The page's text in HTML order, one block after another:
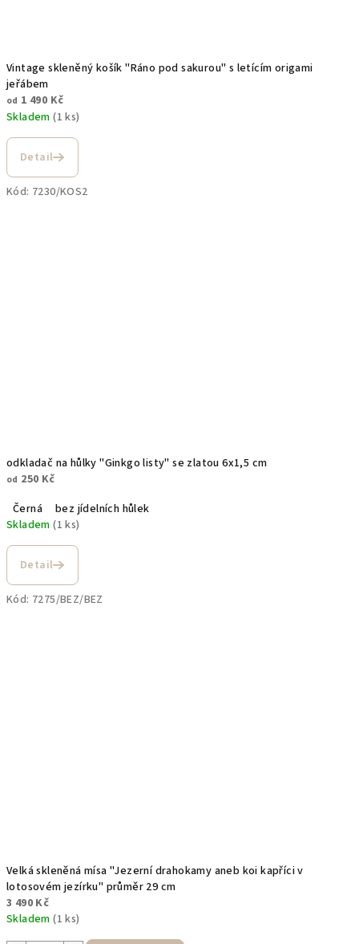
Vintage skleněný košík "Ráno pod sakurou" s letícím origami
jeřábem
od 1 490 Kč
Skladem(1 ks)
Detail
Kód: 7230/KOS2
odkladač na hůlky "Ginkgo listy" se zlatou 6x1,5 cm
od 250 Kč
Černá
bez jídelních hůlek
Skladem(1 ks)
Detail
Kód: 7275/BEZ/BEZ
Velká skleněná mísa "Jezerní drahokamy aneb koi kapříci v
lotosovém jezírku" průměr 29 cm
3 490 Kč
Skladem(1 ks)